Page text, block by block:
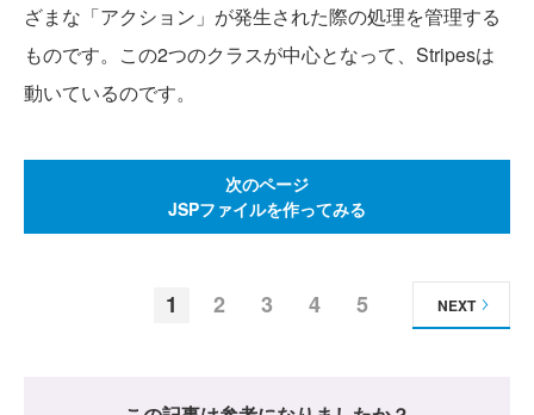
ざまな「アクション」が発生された際の処理を管理する
ものです。この2つのクラスが中心となって、Stripesは
動いているのです。
次のページ
JSPファイルを作ってみる
1 2 3 4 5 NEXT